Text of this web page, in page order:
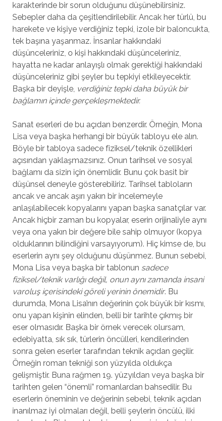
karakterinde bir sorun olduğunu düşünebilirsiniz.
Sebepler daha da çeşitlendirilebilir. Ancak her türlü, bu
harekete ve kişiye verdiğiniz tepki, izole bir baloncukta,
tek başına yaşanmaz. İnsanlar hakkındaki
düşünceleriniz, o kişi hakkındaki düşünceleriniz,
hayatta ne kadar anlayışlı olmak gerektiği hakkındaki
düşünceleriniz gibi şeyler bu tepkiyi etkileyecektir.
Başka bir deyişle, verdiğiniz tepki daha büyük bir
bağlamın içinde gerçekleşmektedir.
Sanat eserleri de bu açıdan benzerdir. Örneğin, Mona
Lisa veya başka herhangi bir büyük tabloyu ele alın.
Böyle bir tabloya sadece fiziksel/teknik özellikleri
açısından yaklaşmazsınız. Onun tarihsel ve sosyal
bağlamı da sizin için önemlidir. Bunu çok basit bir
düşünsel deneyle gösterebiliriz. Tarihsel tabloların
ancak ve ancak aşırı yakın bir incelemeyle
anlaşılabilecek kopyalarını yapan başka sanatçılar var.
Ancak hiçbir zaman bu kopyalar, eserin orijinaliyle aynı
veya ona yakın bir değere bile sahip olmuyor (kopya
olduklarının bilindiğini varsayıyorum). Hiç kimse de, bu
eserlerin aynı şey olduğunu düşünmez. Bunun sebebi,
Mona Lisa veya başka bir tablonun sadece
fiziksel/teknik varlığı değil, onun aynı zamanda insani
varoluş içerisindeki göreli yerinin önemidir. Bu
durumda, Mona Lisa’nın değerinin çok büyük bir kısmı,
onu yapan kişinin elinden, belli bir tarihte çıkmış bir
eser olmasıdır. Başka bir örnek verecek olursam,
edebiyatta, sık sık, türlerin öncülleri, kendilerinden
sonra gelen eserler tarafından teknik açıdan geçilir.
Örneğin roman tekniği son yüzyılda oldukça
gelişmiştir. Buna rağmen 19. yüzyıldan veya başka bir
tarihten gelen “önemli” romanlardan bahsedilir. Bu
eserlerin öneminin ve değerinin sebebi, teknik açıdan
inanılmaz iyi olmaları değil, belli şeylerin öncülü, ilki